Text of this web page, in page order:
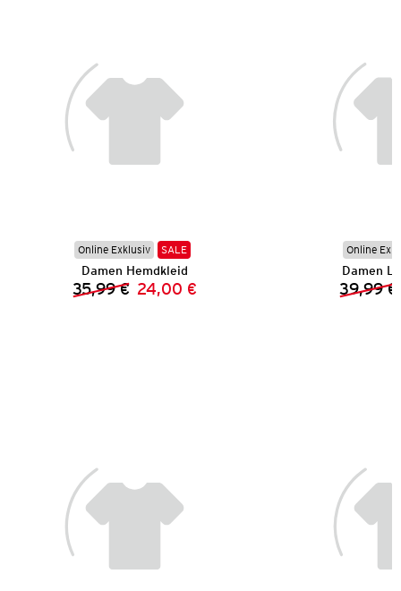
Online Exklusiv SALE
Damen Hemdkleid
Vorheriger Preis:
35,99 € Neuer Preis:
24,00 €
Online
Damen
39,99 €